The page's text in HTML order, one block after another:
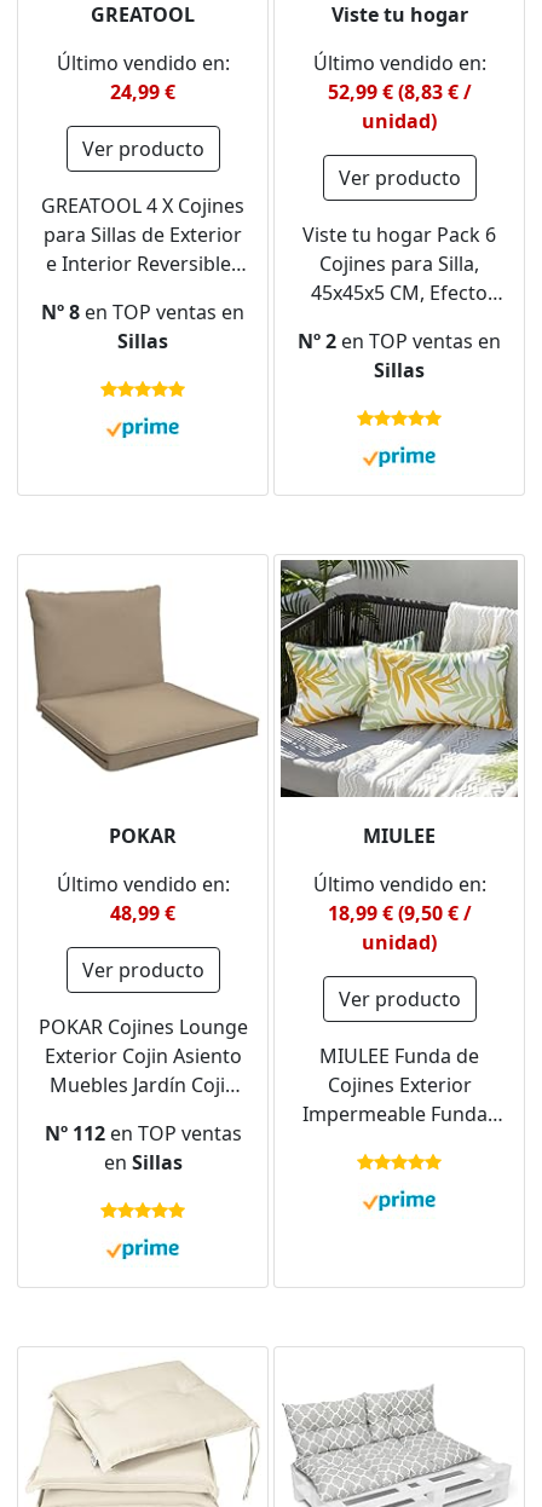
GREATOOL
Último vendido en:
24,99 €
Ver producto
GREATOOL 4 X Cojines
para Sillas de Exterior
e Interior Reversibles
de Silla Asiento
Tumbonas Patio
Terraza Exterior
Beige)
Nº 8 en TOP ventas en
Sillas
Viste tu hogar
Último vendido en:
52,99 € (8,83 € /
unidad)
Ver producto
Viste tu hogar Pack 6
Cojines para Silla,
45x45x5 CM, Efecto
Relleno de 100%
Poliéster, Ideal para
Comedor, Terraza, Sala
Verde Aguacate,
Fabricado en España
Nº 2 en TOP ventas en
Sillas
POKAR
Último vendido en:
48,99 €
Ver producto
POKAR Cojines Lounge
Exterior Cojin Asiento
Muebles Jardín Cojin
Cojin Asiento 50x50x5
cm + 1x Respaldo
50x40x15 cm), Beige
Nº 112en TOP ventas
en Sillas
MIULEE
Último vendido en:
18,99 € (9,50 € /
unidad)
Ver producto
MIULEE Funda de
Cojines Exterior
Impermeable Fundas
Decorativo Patrón de
Hoja Duradero
cm 2 Piezas Amarillo